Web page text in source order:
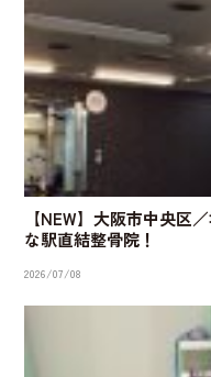
【NEW】大阪市中央区
な駅直結整骨院！
2026/07/08